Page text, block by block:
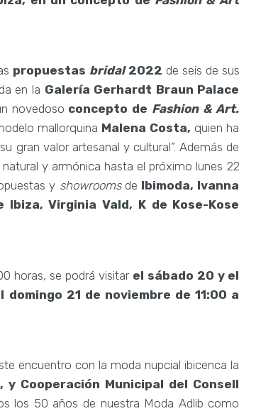
propuestas bridal2022 de seis de sus
en la Galería Gerhardt Braun Palace
novedoso concepto de Fashion & Art.
mallorquina Malena Costa, quien ha
gran valor artesanal y cultural”. Además de
y armónica hasta el próximo lunes 22
y showroomsde Ibimoda, Ivanna
Virginia Vald, K de Kose-Kose
horas, se podrá visitar el sábado 20 y el
domingo 21 de noviembre de 11:00 a
encuentro con la moda nupcial ibicenca la
y Cooperación Municipal del Consell
los 50 años de nuestra Moda Adlib como